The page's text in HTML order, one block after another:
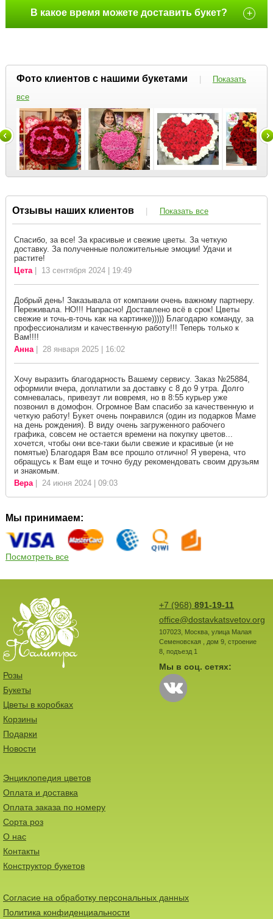
В какое время можете доставить букет? +
Фото клиентов с нашими букетами |
Показать
все
Отзывы наших клиентов | Показать все
Спасибо, за все! За красивые и свежие цветы. За четкую
доставку. За полученные положительные эмоции! Удачи и
растите!
Цета| 13 сентября 2024 | 19:49
Добрый день! Заказывала от компании очень важному партнеру.
Переживала. НО!!! Напрасно! Доставлено всё в срок! Цветы
свежие и точь-в-точь как на картинке))))) Благодарю команду, за
профессионализм и качественную работу!!! Теперь только к
Вам!!!!
Анна| 28 января 2025 | 16:02
Хочу выразить благодарность Вашему сервису. Заказ №25884,
оформили вчера, доплатили за доставку с 8 до 9 утра. Долго
сомневалась, привезут ли вовремя, но в 8:55 курьер уже
позвонил в домофон. Огромное Вам спасибо за качественную и
четкую работу! Букет очень понравился (один из подарков Маме
на день рождения). В виду очень загруженного рабочего
графика, совсем не остается времени на покупку цветов...
хочется, чтобы они все-таки были свежие и красивые (и не
помятые) Благодаря Вам все прошло отлично! Я уверена, что
обращусь к Вам еще и точно буду рекомендовать своим друзьям
и знакомым.
Вера| 24 июня 2024 | 09:03
Мы принимаем:
Посмотреть все
+7 (968) 891-19-11
office@dostavkatsvetov.org
107023, Москва, улица Малая
Семеновская , дом 9, строение
8, подъезд 1
Мы в соц. сетях:
Розы
Букеты
Цветы в коробках
Корзины
Подарки
Новости
Энциклопедия цветов
Оплата и доставка
Оплата заказа по номеру
Сорта роз
О нас
Контакты
Конструктор букетов
Согласие на обработку персональных данных
Политика конфиденциальности